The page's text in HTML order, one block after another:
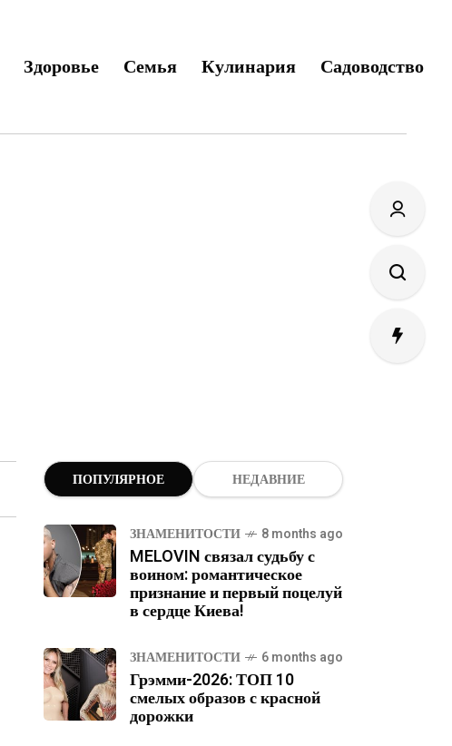
Здоровье Семья Кулинария Садоводство
ПОПУЛЯРНОЕ НЕДАВНИЕ
ЗНАМЕНИТОСТИ 8 months ago
MELOVIN связал судьбу с
воином: романтическое
признание и первый поцелуй
в сердце Киева!
ЗНАМЕНИТОСТИ 6 months ago
Грэмми-2026: ТОП 10
смелых образов с красной
дорожки